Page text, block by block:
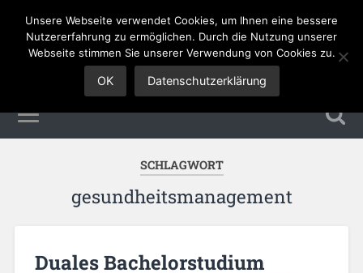
Sales Jobs
SCHLAGWORT
gesundheitsmanagement
Duales Bachelorstudium
Unsere Webseite verwendet Cookies, um Ihnen eine bessere
Nutzererfahrung zu ermöglichen. Durch die Nutzung unserer
Webseite stimmen Sie unserer Verwendung von Cookies zu.
OK Datenschutzerklärung